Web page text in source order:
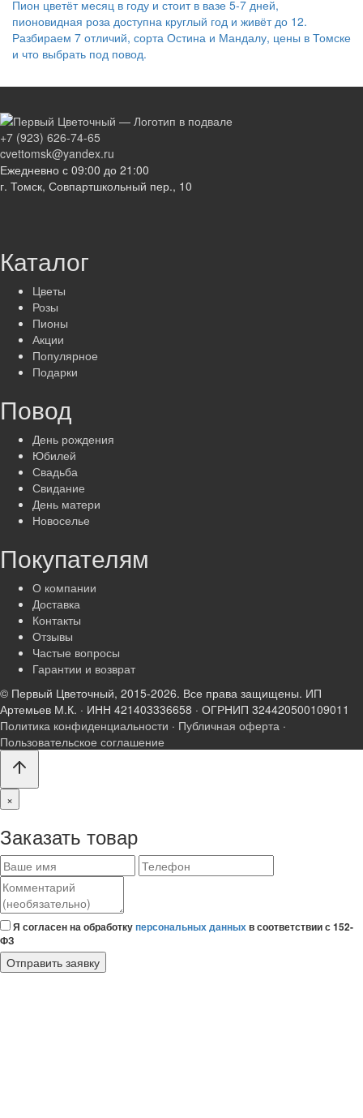
Пион цветёт месяц в году и стоит в вазе 5-7 дней,
пионовидная роза доступна круглый год и живёт до 12.
Разбираем 7 отличий, сорта Остина и Мандалу, цены в Томске
и что выбрать под повод.
+7 (923) 626-74-65
cvettomsk@yandex.ru
Ежедневно с 09:00 до 21:00
г. Томск, Совпартшкольный пер., 10
Каталог
Цветы
Розы
Пионы
Акции
Популярное
Подарки
Повод
День рождения
Юбилей
Свадьба
Свидание
День матери
Новоселье
Покупателям
О компании
Доставка
Контакты
Отзывы
Частые вопросы
Гарантии и возврат
© Первый Цветочный, 2015-2026. Все права защищены. ИП
Артемьев М.К. · ИНН 421403336658 · ОГРНИП 324420500109011
Политика конфиденциальности · Публичная оферта ·
Пользовательское соглашение
×
Заказать товар
Ваше
имя
Телефон
Комментарий
(необязательно)
Я согласен на обработкуперсональных данныхв соответствии с 152-
ФЗ
Отправить заявку